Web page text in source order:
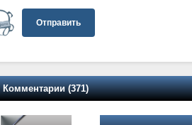
Отправить
Комментарии (371)